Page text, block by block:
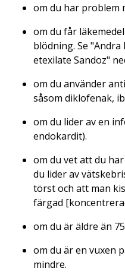
om du har problem
om du får
blödning. Se
etexilate Sandoz"
om du använder
såsom diklofenak,
om du lider av en
endokardit).
om du vet att du
du lider av
törst och att man
färgad
om du är äldre än
om du är en vuxen
mindre.